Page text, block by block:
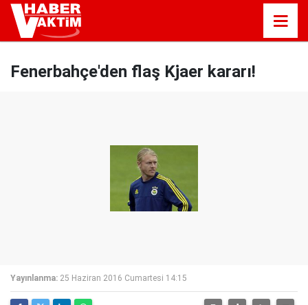
Fenerbahçe'den flaş Kjaer kararı!
Yayınlanma: 25 Haziran 2016 Cumartesi 14:15